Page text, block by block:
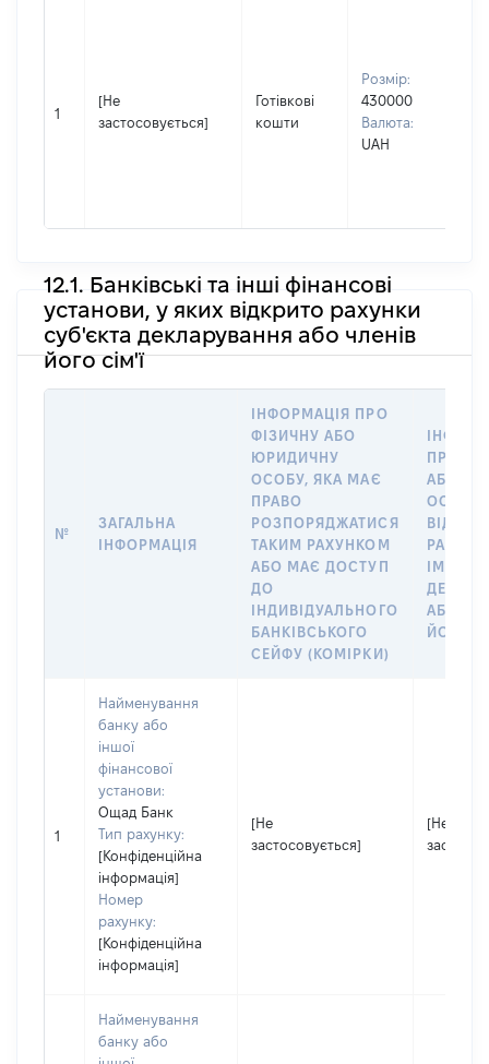
1
[Не
застосовується]
Готівкові
кошти
Розмір:
430000
Валюта:
UAH
12.1. Банківські та інші фінансові
установи, у яких відкрито рахунки
суб'єкта декларування або членів
його сім'ї
№
ЗАГАЛЬНА
ІНФОРМАЦІЯ
ІНФОРМАЦІЯ ПРО
ФІЗИЧНУ АБО
ЮРИДИЧНУ
ОСОБУ, ЯКА МАЄ
ПРАВО
РОЗПОРЯДЖАТИСЯ
ТАКИМ РАХУНКОМ
АБО МАЄ ДОСТУП
ДО
ІНДИВІДУАЛЬНОГО
БАНКІВСЬКОГО
СЕЙФУ (КОМІРКИ)
ПРО
АБО
ОСОБУ,
ІМ’Я
АБО
ЙОГО
1
Найменування
банку або
іншої
фінансової
установи:
Ощад Банк
Тип рахунку:
[Конфіденційна
інформація]
Номер
рахунку:
[Конфіденційна
інформація]
[Не
застосовується]
[Не
Найменування
банку або